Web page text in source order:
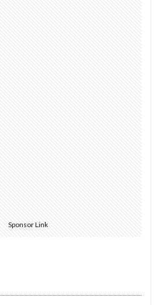
Sponsor Link